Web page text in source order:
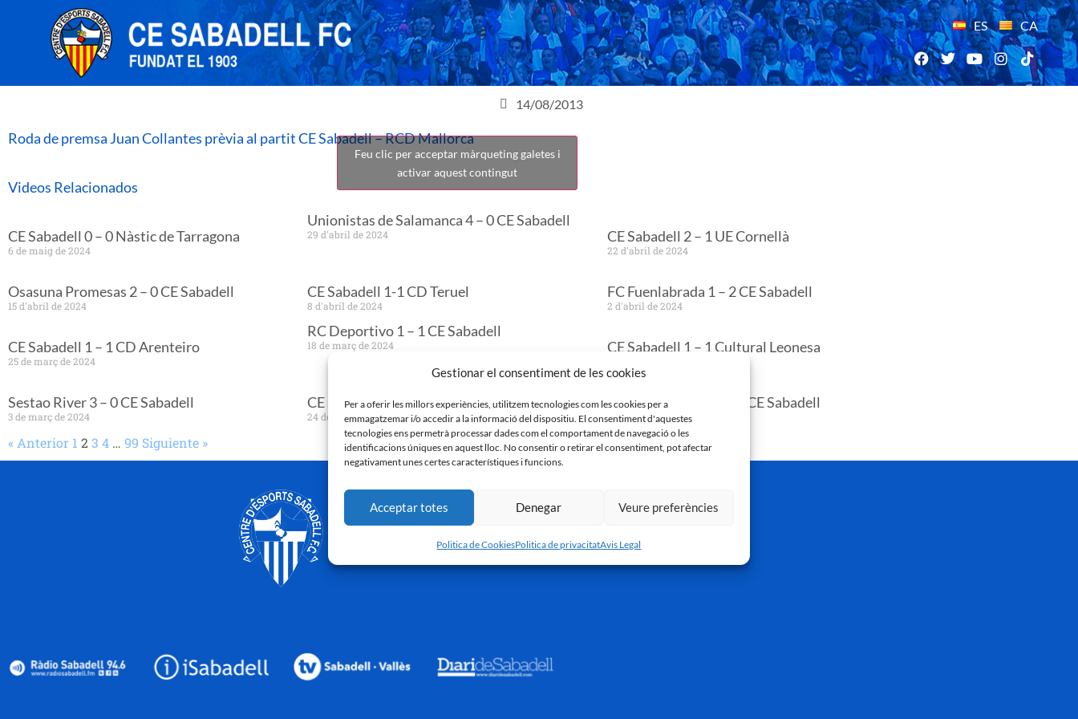
Gestionar el consentiment de les cookies
Per a oferir les millors experiències, utilitzem tecnologies com les cookies per a
emmagatzemar i/o accedir a la informació del dispositiu. El consentiment d'aquestes
tecnologies ens permetrà processar dades com el comportament de navegació o les
identificacions úniques en aquest lloc. No consentir o retirar el consentiment, pot afectar
negativament unes certes característiques i funcions.
Acceptar totes Denegar Veure preferències
Politica de CookiesPolitica de privacitatAvis Legal
ES CA
14/08/2013
Roda de premsa Juan Collantes prèvia al partit CE Sabadell – RCD Mallorca
Feu clic per acceptar màrqueting galetes i
activar aquest contingut
Videos Relacionados
CE Sabadell 0 – 0 Nàstic de Tarragona
6 de maig de 2024
Unionistas de Salamanca 4 – 0 CE Sabadell
29 d'abril de 2024 CE Sabadell 2 – 1 UE Cornellà
22 d'abril de 2024
Osasuna Promesas 2 – 0 CE Sabadell
15 d'abril de 2024
CE Sabadell 1-1 CD Teruel
8 d'abril de 2024
FC Fuenlabrada 1 – 2 CE Sabadell
2 d'abril de 2024
CE Sabadell 1 – 1 CD Arenteiro
25 de març de 2024
RC Deportivo 1 – 1 CE Sabadell
18 de març de 2024 CE Sabadell 1 – 1 Cultural Leonesa
Sestao River 3 – 0 CE Sabadell
3 de març de 2024
CE Sabadell 1 – 0 Real Unión
24 de febrer de 2024
Real Sociedad ‘B’ 0 – 1 CE Sabadell
17 de febrer de 2024
« Anterior 1 2 3 4 … 99 Siguiente »